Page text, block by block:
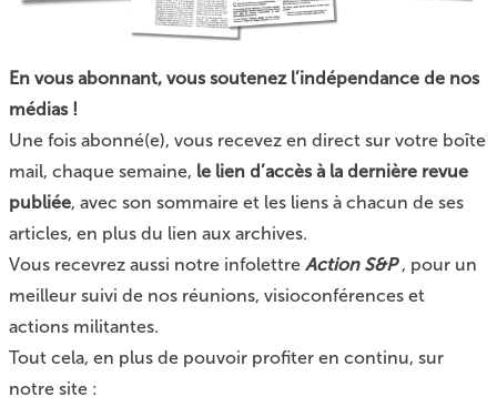
En vous abonnant, vous soutenez l’indépendance de nos
médias !
Une fois abonné(e), vous recevez en direct sur votre boîte
mail, chaque semaine, le lien d’accès à la dernière revue
publiée, avec son sommaire et les liens à chacun de ses
articles, en plus du lien aux archives.
Vous recevrez aussi notre infolettre Action S&P , pour un
meilleur suivi de nos réunions, visioconférences et
actions militantes.
Tout cela, en plus de pouvoir profiter en continu, sur
notre site :